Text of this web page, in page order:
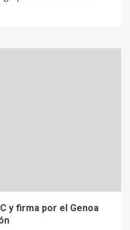
y firma por el Genoa